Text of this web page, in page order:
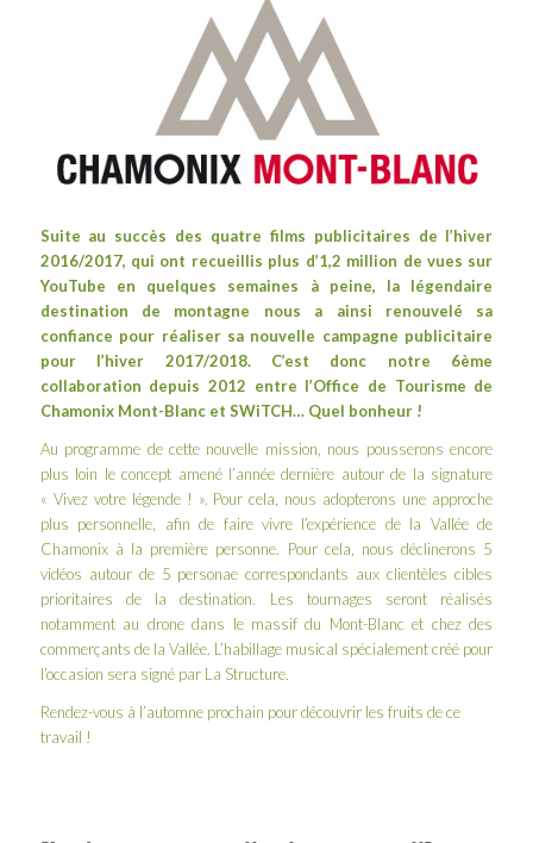
Suite au succès des quatre films publicitaires de l’hiver
2016/2017, qui ont recueillis plus d’1,2 million de vues sur
YouTube en quelques semaines à peine, la légendaire
destination de montagne nous a ainsi renouvelé sa
confiance pour réaliser sa nouvelle campagne publicitaire
pour l’hiver 2017/2018. C’est donc notre 6ème
collaboration depuis 2012 entre l’Office de Tourisme de
Chamonix Mont-Blancet SWiTCH… Quel bonheur !
Au programme de cette nouvelle mission, nous pousserons encore
plus loin le concept amené l’année dernière autour de la signature
« Vivez votre légende ! ». Pour cela, nous adopterons une approche
plus personnelle, afin de faire vivre l’expérience de la Vallée de
Chamonix à la première personne. Pour cela, nous déclinerons 5
vidéos autour de 5 personae correspondants aux clientèles cibles
prioritaires de la destination. Les tournages seront réalisés
notamment au drone dans le massif du Mont-Blanc et chez des
commerçants de la Vallée. L’habillage musical spécialement créé pour
l’occasion sera signé par La Structure.
Rendez-vous à l’automne prochain pour découvrir les fruits de ce
travail !